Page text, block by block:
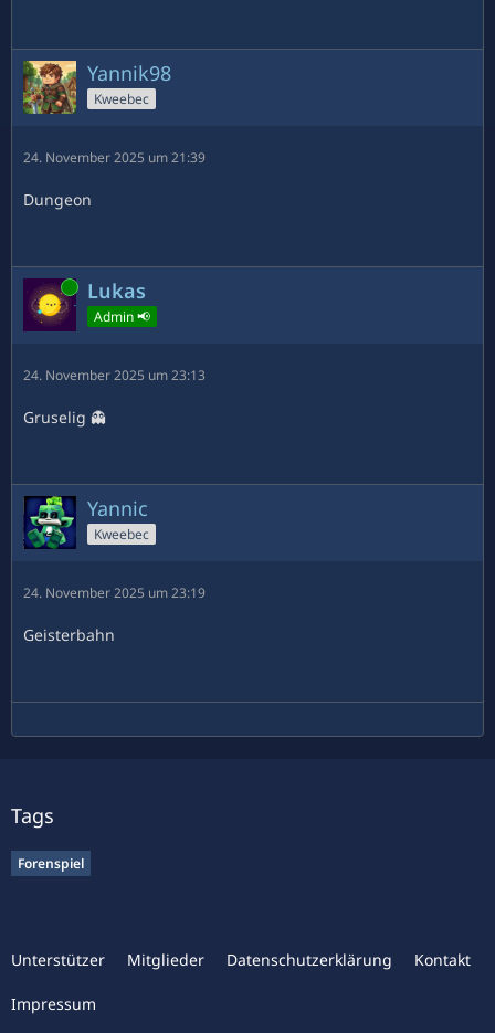
Yannik98
Kweebec
24. November 2025 um 21:39
Dungeon
Online Lukas
Admin 📢
24. November 2025 um 23:13
Gruselig 👻
Yannic
Kweebec
24. November 2025 um 23:19
Geisterbahn
Tags
Forenspiel
Unterstützer Mitglieder Datenschutzerklärung Kontakt
Impressum